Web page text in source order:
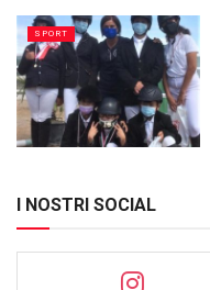
SPORT
I NOSTRI SOCIAL